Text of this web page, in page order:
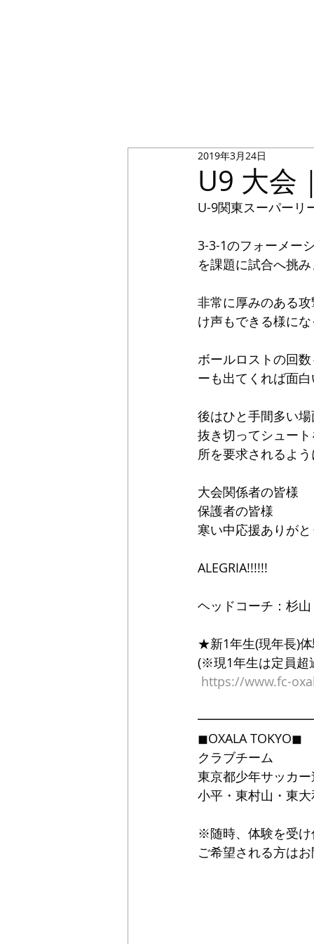
U9 大会
2019年3月24日
U-9関東スーパーリ
3-3-1のフォーメー
を課題に試合へ挑
非常に厚みのある
け声もできる様に
ボールロストの回
ーも出てくれば面
後はひと手間多い
抜き切ってシュー
所を要求されるよ
大会関係者の皆様
保護者の皆様
寒い中応援ありが
ALEGRIA!!!!!!
ヘッドコーチ：杉山
★新1年生(現年長)
(※現1年生は定員超
https://www.fc-
◼OXALA TOKYO◼
クラブチーム
東京都少年サッカ
小平・東村山・東
※随時、体験を受
ご希望される方は